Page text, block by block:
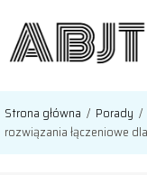
Strona główna / Porady /
rozwiązania łączeniowe